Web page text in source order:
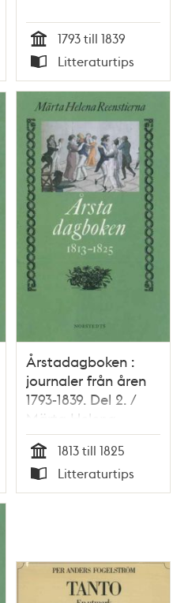
Tid
1793 till 1839
Typ
Litteraturtips
Årstadagboken :
journaler från åren
1793-1839. Del 2. /
Märta Helena
Reenstierna
Tid
1813 till 1825
Typ
Litteraturtips